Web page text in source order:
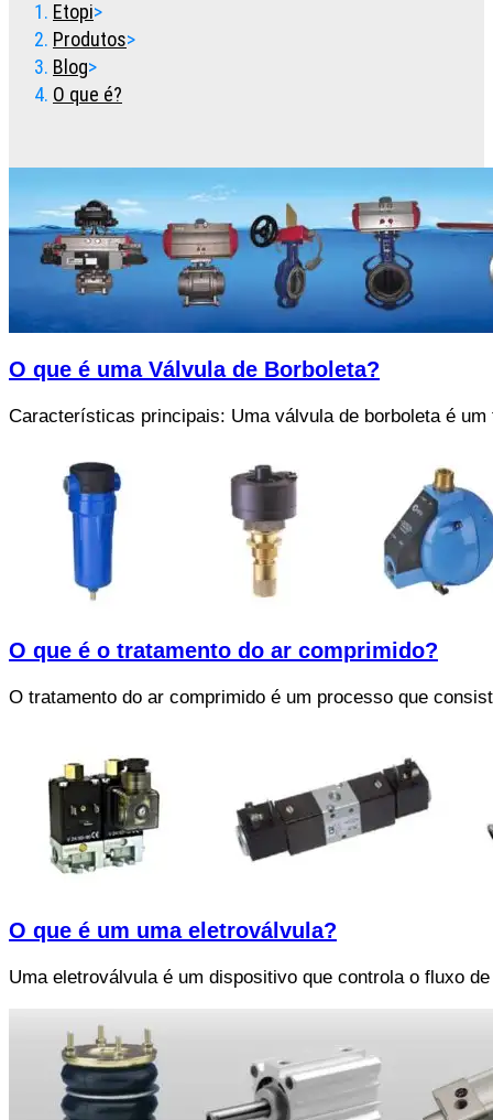
expand
collapse
Etopi>
Produtos>
Blog>
O que é?
O que é uma Válvula de Borboleta?
Características principais: Uma válvula de borboleta é
O que é o tratamento do ar comprimido?
O tratamento do ar comprimido é um processo que
O que é um uma eletroválvula?
Uma eletroválvula é um dispositivo que controla o fluxo